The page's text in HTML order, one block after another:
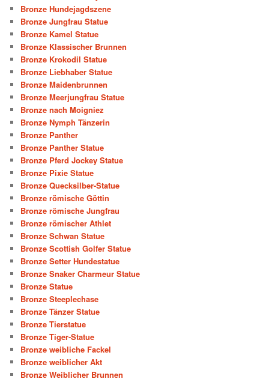
Bronze Hundejagdszene
Bronze Jungfrau Statue
Bronze Kamel Statue
Bronze Klassischer Brunnen
Bronze Krokodil Statue
Bronze Liebhaber Statue
Bronze Maidenbrunnen
Bronze Meerjungfrau Statue
Bronze nach Moigniez
Bronze Nymph Tänzerin
Bronze Panther
Bronze Panther Statue
Bronze Pferd Jockey Statue
Bronze Pixie Statue
Bronze Quecksilber-Statue
Bronze römische Göttin
Bronze römische Jungfrau
Bronze römischer Athlet
Bronze Schwan Statue
Bronze Scottish Golfer Statue
Bronze Setter Hundestatue
Bronze Snaker Charmeur Statue
Bronze Statue
Bronze Steeplechase
Bronze Tänzer Statue
Bronze Tierstatue
Bronze Tiger-Statue
Bronze weibliche Fackel
Bronze weiblicher Akt
Bronze Weiblicher Brunnen